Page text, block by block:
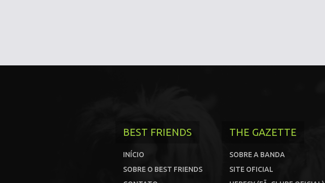
BEST FRIENDS
INÍCIO
SOBRE O BEST FRIENDS
THE GAZETTE
SOBRE A BANDA
SITE OFICIAL